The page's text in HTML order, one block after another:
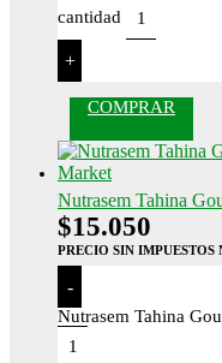
cantidad
+
COMPRAR
Nutrasem Tahina
$15.050
PRECIO SIN IMPUESTOS
-
Nutrasem Tahina